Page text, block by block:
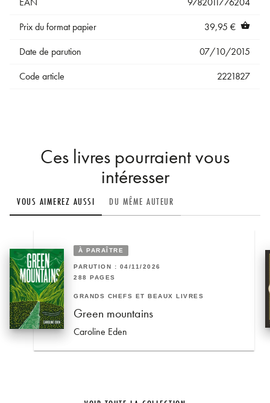
Prix du format papier
39,95 € shopping_basket
Date de parution
07/10/2015
Code article
2221827
Ces livres pourraient vous
intéresser
VOUS AIMEREZ AUSSI DU MÊME AUTEUR
À PARAÎTRE
PARUTION : 04/11/2026
288 PAGES
GRANDS CHEFS ET BEAUX LIVRES
Green mountains
Caroline Eden